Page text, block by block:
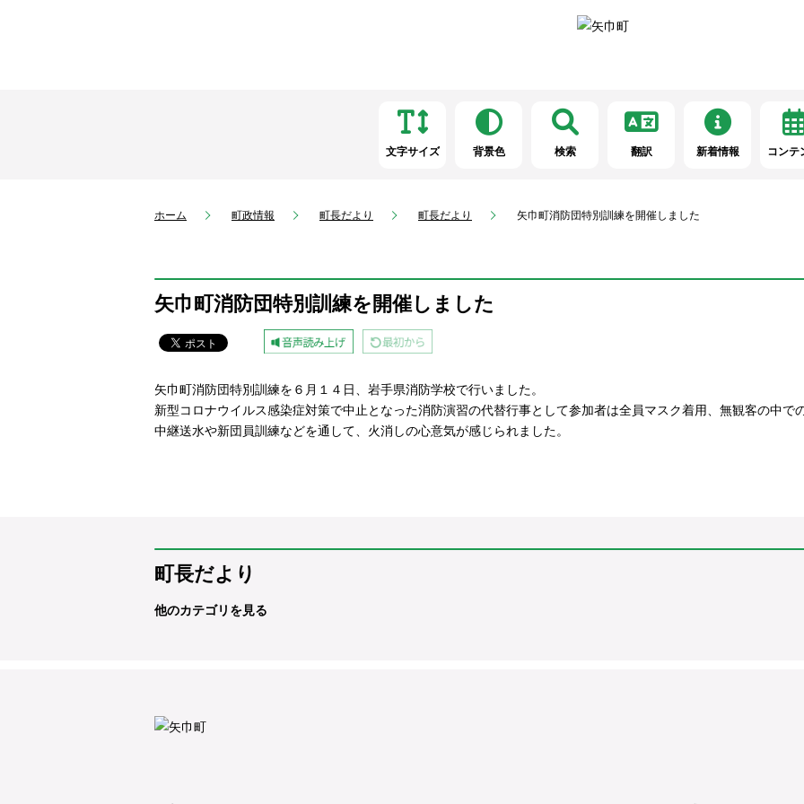
文字サイズ 背景色 検索 翻訳 新着情報 コンテ
ホーム 町政情報 町長だより 町長だより 矢巾町消防団特別訓練を開催しました
矢巾町消防団特別訓練を開催しました
矢巾町消防団特別訓練を６月１４日、岩手県消防学校で行いました。
新型コロナウイルス感染症対策で中止となった消防演習の代替行事として参加者は全員マスク着用、無観客の中で
中継送水や新団員訓練などを通して、火消しの心意気が感じられました。
町長だより
他のカテゴリを見る